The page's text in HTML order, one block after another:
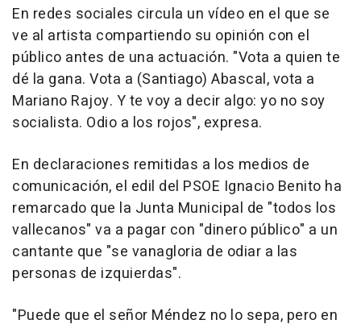
En redes sociales circula un vídeo en el que se
ve al artista compartiendo su opinión con el
público antes de una actuación. "Vota a quien te
dé la gana. Vota a (Santiago) Abascal, vota a
Mariano Rajoy. Y te voy a decir algo: yo no soy
socialista. Odio a los rojos", expresa.
En declaraciones remitidas a los medios de
comunicación, el edil del PSOE Ignacio Benito ha
remarcado que la Junta Municipal de "todos los
vallecanos" va a pagar con "dinero público" a un
cantante que "se vanagloria de odiar a las
personas de izquierdas".
"Puede que el señor Méndez no lo sepa, pero en